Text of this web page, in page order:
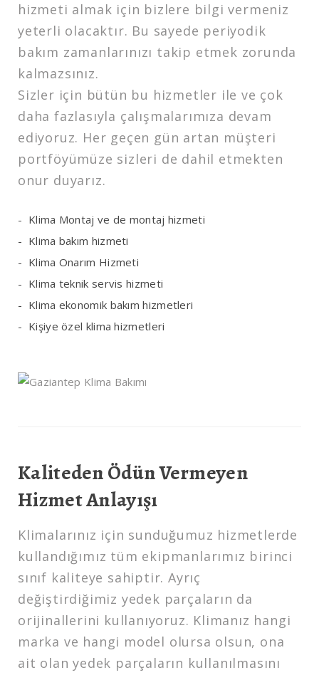
hizmeti almak için bizlere bilgi vermeniz
yeterli olacaktır. Bu sayede periyodik
bakım zamanlarınızı takip etmek zorunda
kalmazsınız.
Sizler için bütün bu hizmetler ile ve çok
daha fazlasıyla çalışmalarımıza devam
ediyoruz. Her geçen gün artan müşteri
portföyümüze sizleri de dahil etmekten
onur duyarız.
Klima Montaj ve de montaj hizmeti
Klima bakım hizmeti
Klima Onarım Hizmeti
Klima teknik servis hizmeti
Klima ekonomik bakım hizmetleri
Kişiye özel klima hizmetleri
Kaliteden Ödün Vermeyen
Hizmet Anlayışı
Klimalarınız için sunduğumuz hizmetlerde
kullandığımız tüm ekipmanlarımız birinci
sınıf kaliteye sahiptir. Ayrıç
değiştirdiğimiz yedek parçaların da
orijinallerini kullanıyoruz. Klimanız hangi
marka ve hangi model olursa olsun, ona
ait olan yedek parçaların kullanılmasını